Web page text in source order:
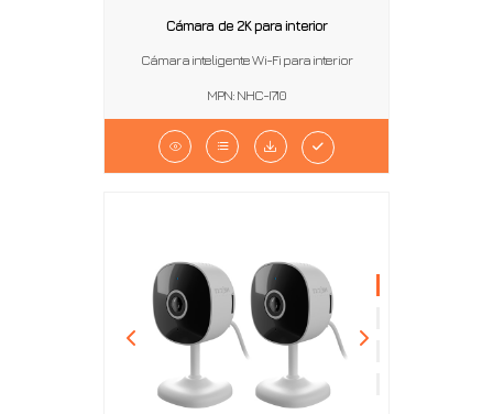
Cámara de 2K para interior
Cámara inteligente Wi-Fi para interior
MPN: NHC-I710